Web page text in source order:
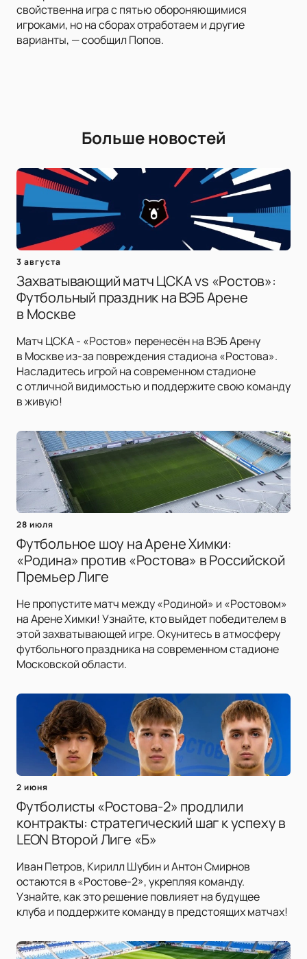
свойственна игра с пятью обороняющимися
игроками, но на сборах отработаем и другие
варианты, — сообщил Попов.
Больше новостей
3 августа
Захватывающий матч ЦСКА vs «Ростов»:
Футбольный праздник на ВЭБ Арене
в Москве
Матч ЦСКА - «Ростов» перенесён на ВЭБ Арену
в Москве из-за повреждения стадиона «Ростова».
Насладитесь игрой на современном стадионе
с отличной видимостью и поддержите свою команду
в живую!
28 июля
Футбольное шоу на Арене Химки:
«Родина» против «Ростова» в Российской
Премьер Лиге
Не пропустите матч между «Родиной» и «Ростовом»
на Арене Химки! Узнайте, кто выйдет победителем в
этой захватывающей игре. Окунитесь в атмосферу
футбольного праздника на современном стадионе
Московской области.
2 июня
Футболисты «Ростова-2» продлили
контракты: стратегический шаг к успеху в
LEON Второй Лиге «Б»
Иван Петров, Кирилл Шубин и Антон Смирнов
остаются в «Ростове-2», укрепляя команду.
Узнайте, как это решение повлияет на будущее
клуба и поддержите команду в предстоящих матчах!